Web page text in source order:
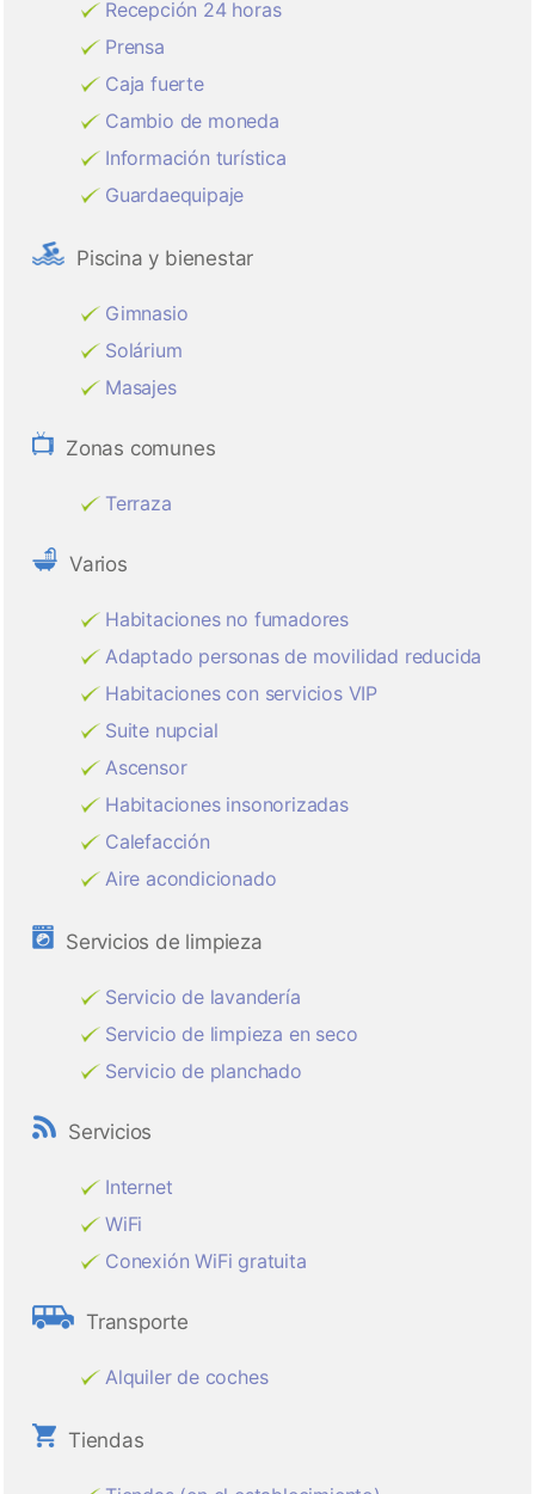
Recepción 24 horas
Prensa
Caja fuerte
Cambio de moneda
Información turística
Guardaequipaje
Piscina y bienestar
Gimnasio
Solárium
Masajes
Zonas comunes
Terraza
Varios
Habitaciones no fumadores
Adaptado personas de movilidad reducida
Habitaciones con servicios VIP
Suite nupcial
Ascensor
Habitaciones insonorizadas
Calefacción
Aire acondicionado
Servicios de limpieza
Servicio de lavandería
Servicio de limpieza en seco
Servicio de planchado
Servicios
Internet
WiFi
Conexión WiFi gratuita
Transporte
Alquiler de coches
Tiendas